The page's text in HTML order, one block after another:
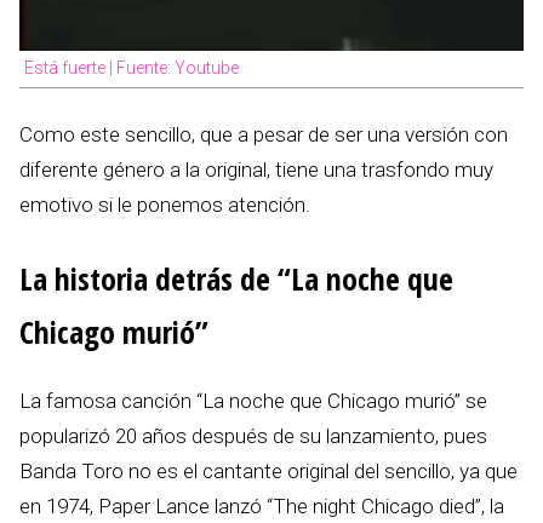
Está fuerte | Fuente: Youtube
Como este sencillo, que a pesar de ser una versión con
diferente género a la original, tiene una trasfondo muy
emotivo si le ponemos atención.
La historia detrás de “La noche que
Chicago murió”
La famosa canción “La noche que Chicago murió” se
popularizó 20 años después de su lanzamiento, pues
Banda Toro no es el cantante original del sencillo, ya que
en 1974, Paper Lance lanzó “The night Chicago died”, la